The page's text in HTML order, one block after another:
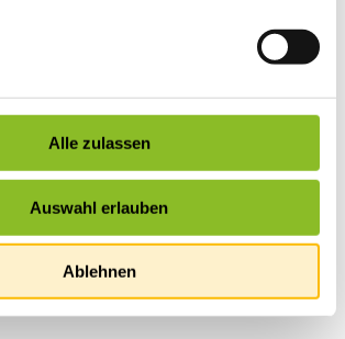
Alle zulassen
Auswahl erlauben
Ablehnen
Bischm ABF Feldkirch mit dem Bauhof-
Frastanz Balanciersteine aufgestellt und
steigern die Attraktivität des Spielplatzes
Fellengatter. „Im Fokus stehen Spaß,
und Kreativität“, erklärt Franziska
Freiraum. Sie hat die Neugestaltung des
umsetzen: „Wir werden Zelte aus Weiden
Neben den Zelten aus Weiden werden im
Labyrinth errichtet und die Rasenflächen
Zudem wird die bestehende
und ein Sonnensegel gespannt.